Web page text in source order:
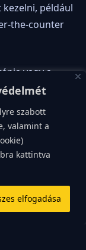
szabott
valamint a
kattintva
elfogadása
például
the-counter
vagy a
és a
nyújtás
az